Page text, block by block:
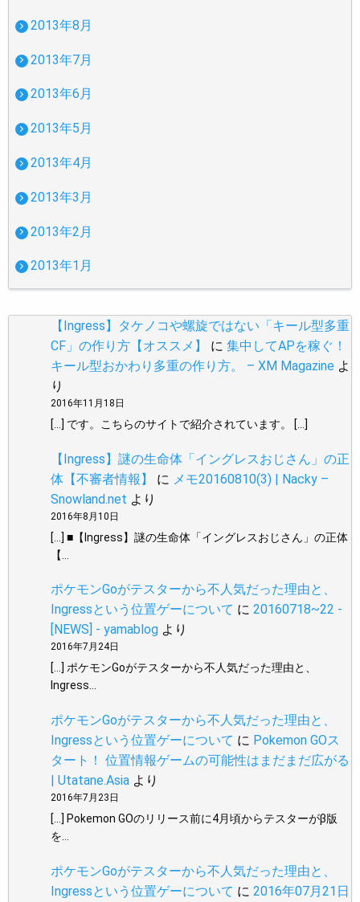
2013年8月
2013年7月
2013年6月
2013年5月
2013年4月
2013年3月
2013年2月
2013年1月
【Ingress】タケノコや螺旋ではない「キール型多重
CF」の作り方【オススメ】
に 集中してAPを稼ぐ！
キール型おかわり多重の作り方。 – XM Magazine よ
り
2016年11月18日
[…] です。こちらのサイトで紹介されています。 […]
【Ingress】謎の生命体「イングレスおじさん」の正
体【不審者情報】
に メモ20160810(3) | Nacky –
Snowland.net より
2016年8月10日
[…] ■【Ingress】謎の生命体「イングレスおじさん」の正体
【…
ポケモンGoがテスターから不人気だった理由と、
Ingressという位置ゲーについて に 20160718~22 -
[NEWS] - yamablog より
2016年7月24日
[…] ポケモンGoがテスターから不人気だった理由と、
Ingress…
ポケモンGoがテスターから不人気だった理由と、
Ingressという位置ゲーについて に Pokemon GOス
タート！ 位置情報ゲームの可能性はまだまだ広がる
| Utatane.Asia より
2016年7月23日
[…] Pokemon GOのリリース前に4月頃からテスターがβ版
を…
ポケモンGoがテスターから不人気だった理由と、
Ingressという位置ゲーについて に 2016年07月21日